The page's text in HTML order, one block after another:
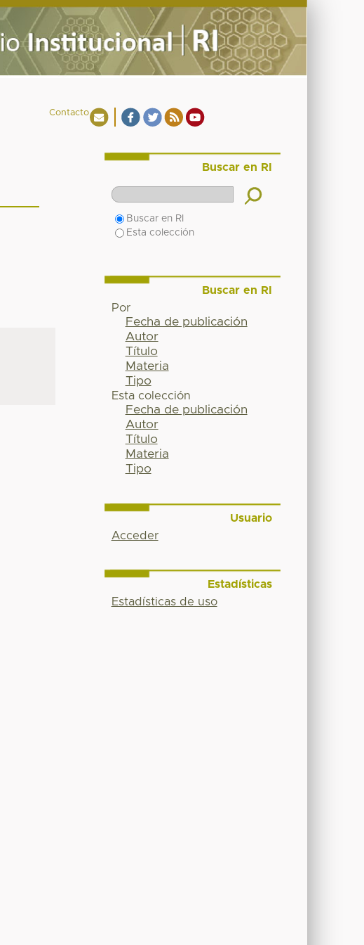
Contacto
Buscar en RI
Buscar en RI
Esta colección
Buscar en RI
Por
Fecha de publicación
Autor
Título
Materia
Tipo
Esta colección
Fecha de publicación
Autor
Título
Materia
Tipo
Usuario
Acceder
Estadísticas
Estadísticas de uso